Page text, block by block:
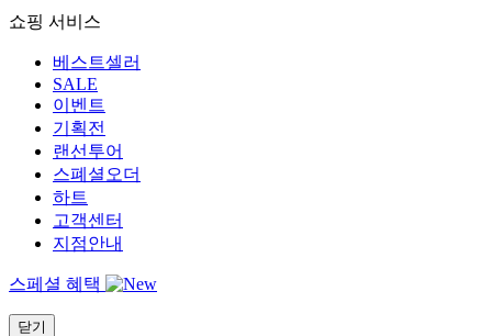
쇼핑 서비스
베스트셀러
SALE
이벤트
기획전
랜선투어
스폐셜오더
하트
고객센터
지점안내
스페셜 혜택
닫기